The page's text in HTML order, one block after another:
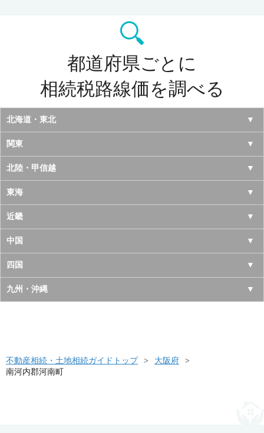
都道府県ごとに
相続税路線価を調べる
北海道・東北
北海道
青森県
岩手県
宮城県
秋田県
山形県
福島県
関東
東京都
神奈川県
千葉県
埼玉県
茨城県
栃木県
北陸・甲信越
山梨県
長野県
新潟県
富山県
石川県
東海
愛知県
岐阜県
三重県
静岡県
近畿
大阪府
京都府
兵庫県
和歌山県
中国
鳥取県
島根県
山口県
四国
徳島県
高知県
九州・沖縄
長崎県
不動産相続・土地相続ガイドトップ
大阪府
南河内郡河南町